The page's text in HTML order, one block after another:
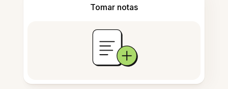
Tomar notas